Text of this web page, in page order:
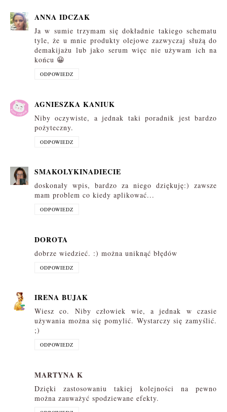
ANNA IDCZAK
Ja w sumie trzymam się dokładnie takiego schematu
tyle, że u mnie produkty olejowe zazwyczaj służą do
demakijażu lub jako serum więc nie używam ich na
końcu 😀
ODPOWIEDZ
AGNIESZKA KANIUK
Niby oczywiste, a jednak taki poradnik jest bardzo
pożyteczny.
ODPOWIEDZ
SMAKOLYKINADIECIE
doskonały wpis, bardzo za niego dziękuję:) zawsze
mam problem co kiedy aplikować...
ODPOWIEDZ
DOROTA
dobrze wiedzieć. :) można uniknąć błędów
ODPOWIEDZ
IRENA BUJAK
Wiesz co. Niby człowiek wie, a jednak w czasie
używania można się pomylić. Wystarczy się zamyślić.
;)
ODPOWIEDZ
MARTYNA K
Dzięki zastosowaniu takiej kolejności na pewno
można zauważyć spodziewane efekty.